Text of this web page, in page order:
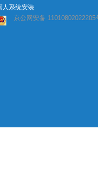
人系统安装
京公网安备 11010802022205